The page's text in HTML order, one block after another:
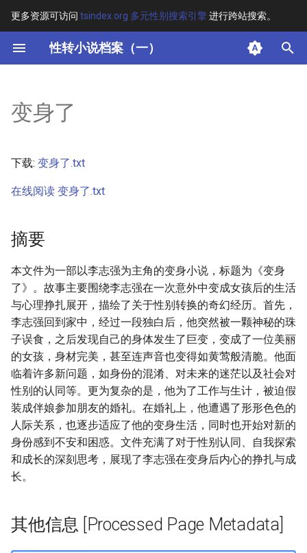
更多资源可访问 tsindex.org 多元性别搜索引擎进行跨站搜索。
性转小说档案（一）
键
开
搜
索
其他信息 [Processed Page
变身了
下载: 变身了.txt
在线阅读 变身了.txt
摘要
本文件为一部以李志强为主角的变身小说，标题为《变身
了》。故事主要围绕李志强在一次意外中变成女孩后的生活
与心理挣扎展开，描绘了关于性别转换的奇幻经历。首先，
李志强回到家中，经过一段独白后，他突然被一颗神秘的珠
子误食，之后发现自己的身体发生了巨变，变成了一位美丽
的女孩，身材完美，甚至连声音也变得如黄莺般清脆。他面
临着许多新问题，如身份的混淆、对未来的迷茫以及社会对
性别的认同等。更为复杂的是，他为了工作与生计，被迫假
装成伴娘参加朋友的婚礼。在婚礼上，他遭遇了形形色色的
人际关系，也逐步适应了他的变身生活，同时也开始对新的
身份感到不安和困惑。文件充满了对于性别认同、自我探索
和成长的深刻思考，展现了李志强在变身后内心的挣扎与成
长。
其他信息 [Processed Page Metadata]